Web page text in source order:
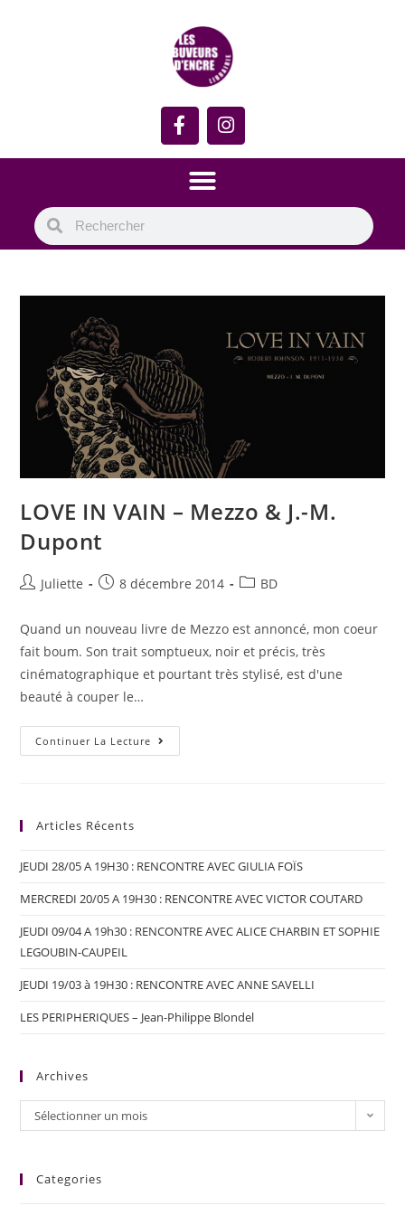
LOVE IN VAIN – Mezzo & J.-M.
Dupont
Juliette 8 décembre 2014 BD
Quand un nouveau livre de Mezzo est annoncé, mon coeur
fait boum. Son trait somptueux, noir et précis, très
cinématographique et pourtant très stylisé, est d'une
beauté à couper le…
Continuer La Lecture
Articles Récents
JEUDI 28/05 A 19H30 : RENCONTRE AVEC GIULIA FOÏS
MERCREDI 20/05 A 19H30 : RENCONTRE AVEC VICTOR COUTARD
JEUDI 09/04 A 19h30 : RENCONTRE AVEC ALICE CHARBIN ET SOPHIE
LEGOUBIN-CAUPEIL
JEUDI 19/03 à 19H30 : RENCONTRE AVEC ANNE SAVELLI
LES PERIPHERIQUES – Jean-Philippe Blondel
Archives
Sélectionner un mois
Categories